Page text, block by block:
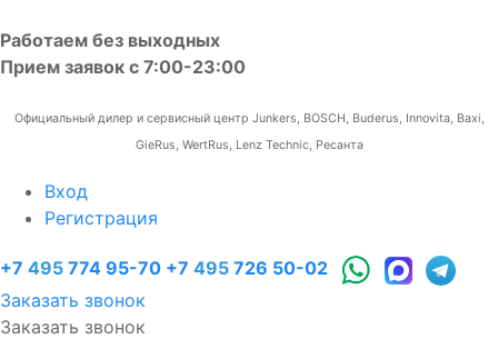
Работаем без выходных
Прием заявок с 7:00-23:00
Официальный дилер и сервисный центр Junkers, BOSCH, Buderus, Innovita, Baxi,
GieRus, WertRus, Lenz Technic, Ресанта
Вход
Регистрация
+7 495 774 95-70 +7 495 726 50-02
Заказать звонок
Заказать звонок